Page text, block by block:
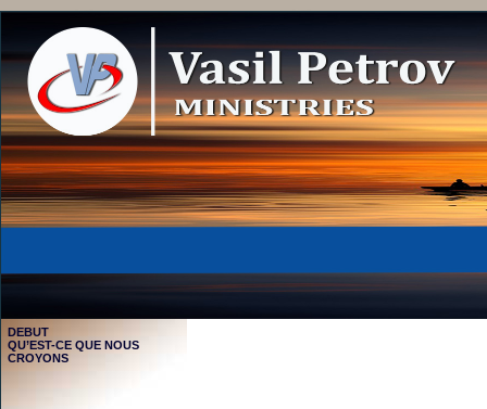
DEBUT
QU’EST-CE QUE NOUS
CROYONS